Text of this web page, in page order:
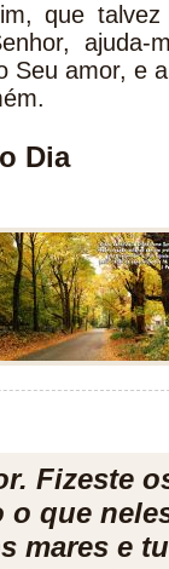
que
ajuda-
Seu amor, e
Dia
Fizeste
que
mares e